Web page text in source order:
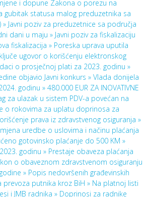
i dopune Zakona o porezu na
gubitak statusa malog preduzetnika sa
» Javni poziv za preduzetnice sa područja
dani u maju » Javni poziv za fiskalizaciju
fiskalizacija » Poreska uprava uputila
ugovor o korišćenju elektronskog
o prosječnoj plati za 2023. godinu »
objavio Javni konkurs » Vlada donijela
godinu » 480.000 EUR ZA INOVATIVNE
za ulazak u sistem PDV-a povećan na
o rokovima za uplatu doprinosa za
prava iz zdravstvenog osiguranja »
uredbe o uslovima i načinu plaćanja
gotovinsko plaćanje do 500 KM »
godinu » Prestaje obaveza plaćanja
o obaveznom zdravstvenom osiguranju
» Popis nedovršenih građevinskih
prevoza putnika kroz BiH » Na platnoj listi
i JMB radnika » Doprinosi za radnike